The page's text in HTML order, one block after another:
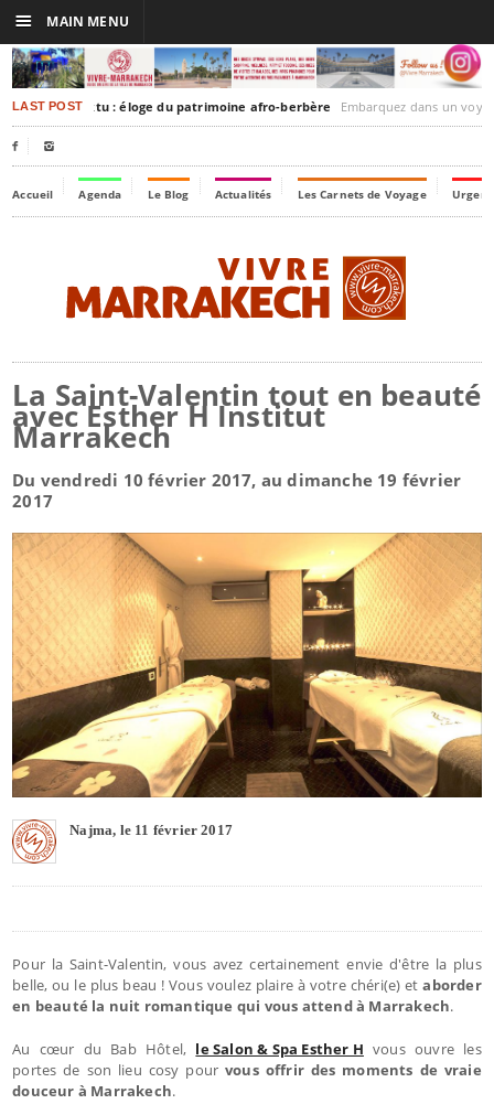
LAST POST
Timbuktu : éloge du patrimoine afro-berbère Embarquez dans un voyage culturel dans le
 
Accueil Agenda Le Blog Actualités Les Carnets de Voyage
La Saint-Valentin tout en beauté
avec Esther H Institut
Marrakech
Du vendredi 10 février 2017, au dimanche 19 février
2017
Najma, le 11 février 2017
Pour la Saint-Valentin, vous avez certainement envie d'être la plus
belle, ou le plus beau ! Vous voulez plaire à votre chéri(e) et aborder
en beauté la nuit romantique qui vous attend à Marrakech.
Au cœur du Bab Hôtel, le Salon & Spa Esther H vous ouvre les
portes de son lieu cosy pourvous offrir des moments de vraie
douceur à Marrakech.
☰ MAIN MENU